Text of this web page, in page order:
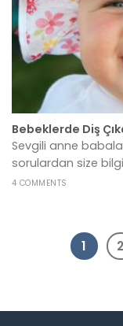
Bebeklerde Diş
Sevgili anne
sorulardan size
4 COMMENTS
1 2